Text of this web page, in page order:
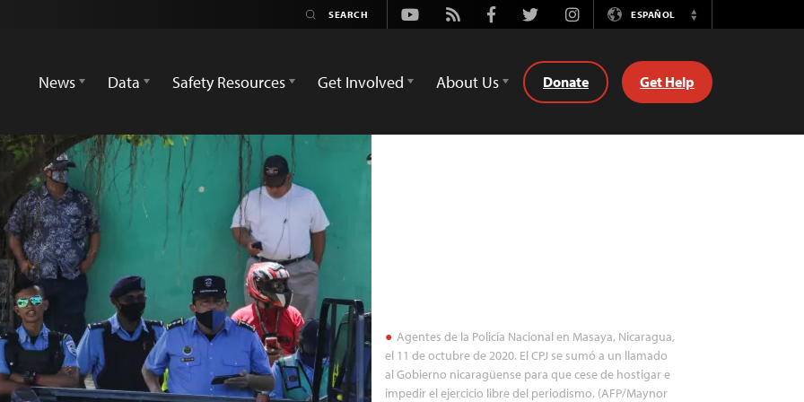
Youtube
Rss FacebookTwitterInstagramESPAÑOL
Switch
News
Data Safety Resources Get Involved About Us Donate Get Help
Agentes de la Policía Nacional en Masaya, Nicaragua,
el 11 de octubre de 2020. El CPJ se sumó a un llamado
al Gobierno nicaragüense para que cese de hostigar e
impedir el ejercicio libre del periodismo. (AFP/Maynor